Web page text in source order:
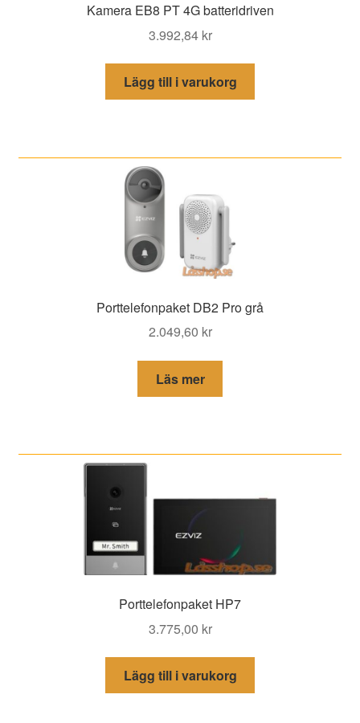
Kamera EB8 PT 4G batteridriven
3.992,84 kr
Lägg till i varukorg
Porttelefonpaket DB2 Pro grå
2.049,60 kr
Läs mer
Porttelefonpaket HP7
3.775,00 kr
Lägg till i varukorg